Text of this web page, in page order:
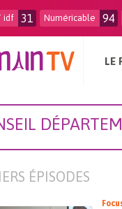
idf 31 Numéricable 94
LE
ÉPISODES